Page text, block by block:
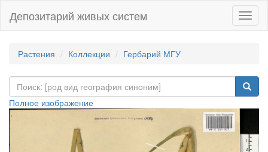
Депозитарий живых систем
Растения Коллекции Гербарий МГУ
Полное изображение